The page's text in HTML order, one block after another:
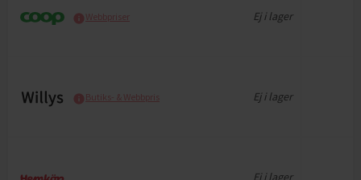
Webbpriser Ej i lager
Butiks- & Webbpris Ej i lager
Ej i lager